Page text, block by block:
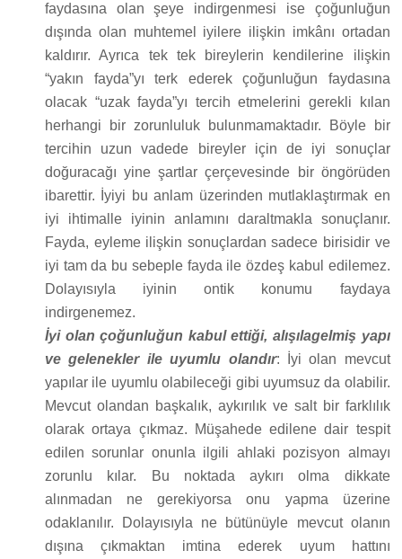
faydasına olan şeye indirgenmesi ise çoğunluğun
dışında olan muhtemel iyilere ilişkin imkânı ortadan
kaldırır. Ayrıca tek tek bireylerin kendilerine ilişkin
“yakın fayda”yı terk ederek çoğunluğun faydasına
olacak “uzak fayda”yı tercih etmelerini gerekli kılan
herhangi bir zorunluluk bulunmamaktadır. Böyle bir
tercihin uzun vadede bireyler için de iyi sonuçlar
doğuracağı yine şartlar çerçevesinde bir öngörüden
ibarettir. İyiyi bu anlam üzerinden mutlaklaştırmak en
iyi ihtimalle iyinin anlamını daraltmakla sonuçlanır.
Fayda, eyleme ilişkin sonuçlardan sadece birisidir ve
iyi tam da bu sebeple fayda ile özdeş kabul edilemez.
Dolayısıyla iyinin ontik konumu faydaya
indirgenemez.
İyi olan çoğunluğun kabul ettiği, alışılagelmiş yapı
ve gelenekler ile uyumlu olandır: İyi olan mevcut
yapılar ile uyumlu olabileceği gibi uyumsuz da olabilir.
Mevcut olandan başkalık, aykırılık ve salt bir farklılık
olarak ortaya çıkmaz. Müşahede edilene dair tespit
edilen sorunlar onunla ilgili ahlaki pozisyon almayı
zorunlu kılar. Bu noktada aykırı olma dikkate
alınmadan ne gerekiyorsa onu yapma üzerine
odaklanılır. Dolayısıyla ne bütünüyle mevcut olanın
dışına çıkmaktan imtina ederek uyum hattını